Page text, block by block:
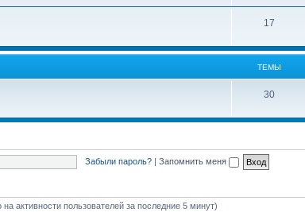
17
ТЕМЫ
30
Забыли пароль? | Запомнить меня
активности пользователей за последние 5 минут)